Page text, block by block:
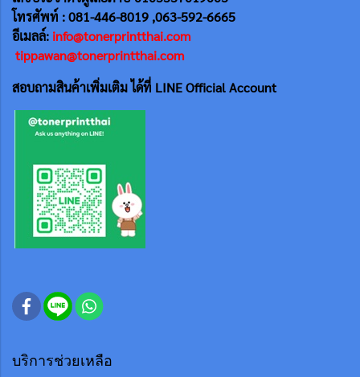
โทรศัพท์ : 081-446-8019 ,063-592-6665
อีเมลล์: info@tonerprintthai.com
tippawan@tonerprintthai.com
สอบถามสินค้าเพิ่มเติม ได้ที่ LINE Official Account
บริการช่วยเหลือ